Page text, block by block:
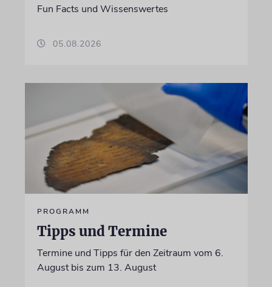
Fun Facts und Wissenswertes
05.08.2026
PROGRAMM
Tipps und Termine
Termine und Tipps für den Zeitraum vom 6.
August bis zum 13. August